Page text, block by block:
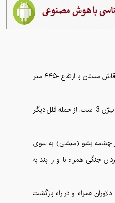
رشته کوه دنا در جنوب زاگرس مرز بین استانهای اصفهان، کهکیلویه و بویراحمد و فارس است که با بیش از ۵۰ کیلومتر طول حدود ۴۰ قله بالای ۴۰۰۰متر در خود جای داده است . بلندترین قلهء آن قلهء قاش مستان با ارتفاع ۴۴۵۰ متر
از گردنه بیژن به ارتفاع 3200 متر تا گردنه مورگل غربی به ارتفاع 4100 متر ادامه دارد و دارای 18 قله بالای4000 متر است، بلندترین قله رشته دنا و همچنین رشته بزرگ زاگرس قله قاش مستان یا بیژن 3 است. از جمله قلل دیگر
در چشمه بشو (میشی) به سوی
جنگی همراه با او را پند به
همراه او در راه بازگشت